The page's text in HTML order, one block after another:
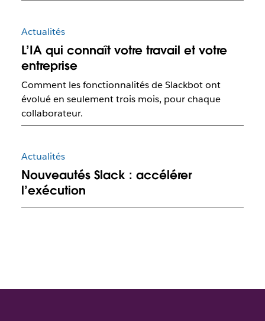
Actualités
L’IA qui connaît votre travail et votre
entreprise
Comment les fonctionnalités de Slackbot ont
évolué en seulement trois mois, pour chaque
collaborateur.
Actualités
Nouveautés Slack : accélérer
l’exécution